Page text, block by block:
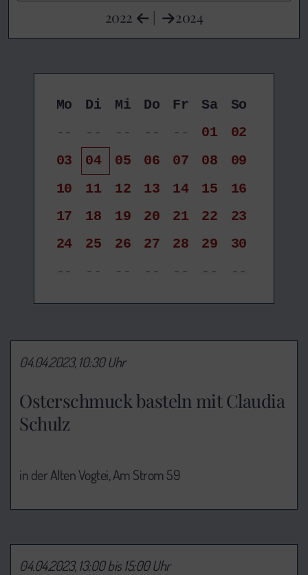
2022 | 2024
Mo Di Mi Do Fr Sa
So
--
-- -- -- -- 01
02
03
04 05 06 07 08
09
10
11 12 13 14 15
16
17
18 19 20 21 22
23
24
25 26 27 28 29
30
--
-- -- -- -- -- --
Osterschmuck basteln mit Claudia
Schulz
04.04.2023, 10:30 Uhr
in der Alten Vogtei, Am Strom 59
04.04.2023, 13:00 bis 15:00 Uhr